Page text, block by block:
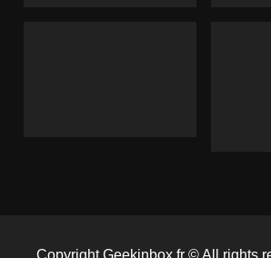
Copyright Geekinbox.fr © All rights